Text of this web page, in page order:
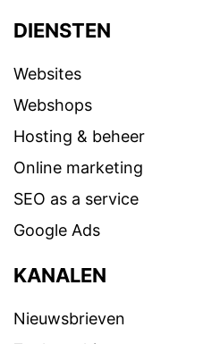
DIENSTEN
Websites
Webshops
Hosting & beheer
Online marketing
SEO as a service
Google Ads
KANALEN
Nieuwsbrieven